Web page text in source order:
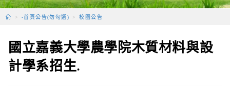
> -首頁公告(勿勾選) > 校園公告
國立嘉義大學農學院木質材料與設
計學系招生.